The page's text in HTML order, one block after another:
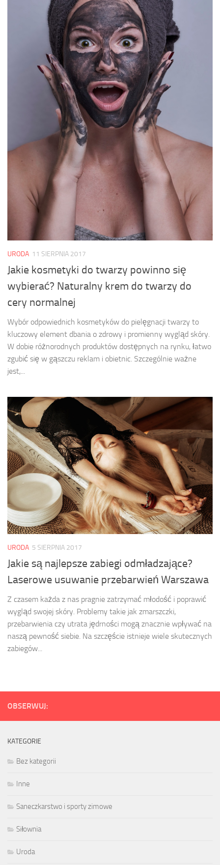
URODA 11 SIERPNIA 2017
Jakie kosmetyki do twarzy powinno się
wybierać? Naturalny krem do twarzy do
cery normalnej
Wybór odpowiednich kosmetyków do pielęgnacji twarzy to
kluczowy element dbania o zdrowy i promienny wygląd skóry.
W dobie różnorodnych produktów dostępnych na rynku, łatwo
zgubić się w gąszczu reklam i obietnic. Szczególnie ważne
jest,...
URODA 5 SIERPNIA 2017
Jakie są najlepsze zabiegi odmładzające?
Laserowe usuwanie przebarwień Warszawa
Z czasem każda z nas pragnie zatrzymać młodość i poprawić
wygląd swojej skóry. Problemy takie jak zmarszczki,
przebarwienia czy utrata jędrności mogą znacznie wpływać na
naszą pewność siebie. Na szczęście istnieje wiele skutecznych
zabiegów...
OBSERWUJ:
KATEGORIE
Bez kategorii
Inne
Saneczkarstwo i sporty zimowe
Siłownia
Uroda